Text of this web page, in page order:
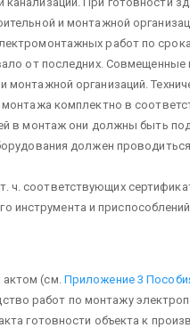
и монтаж­ной
работ по
от последних.
органи­заций.
комплектно в
в монтаж они должны быть
должен
ч. соответствующих
инструмента и
(см. Приложе­ние 3
работ по монтажу
готовности объекта к